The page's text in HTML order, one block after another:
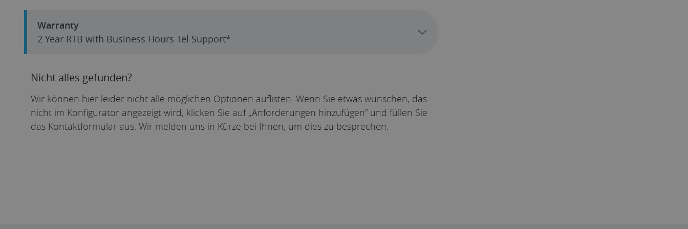
Warranty
2 Year RTB with Business Hours Tel Support*
Nicht alles gefunden?
Wir können hier leider nicht alle möglichen Optionen auflisten. Wenn Sie etwas wünschen, das
nicht im Konfigurator angezeigt wird, klicken Sie auf „Anforderungen hinzufügen” und füllen Sie
das Kontaktformular aus. Wir melden uns in Kürze bei Ihnen, um dies zu besprechen.